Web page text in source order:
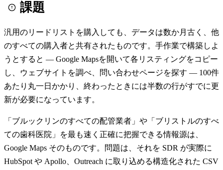
課題
汎用のリードリストを購入しても、データは数か月古く、他
のすべての購入者と共有されたものです。手作業で構築しよ
うとすると — Google Mapsを開いて各リスティングをコピー
し、ウェブサイトを調べ、問い合わせページを探す — 100件
あたり丸一日かかり、終わったときには半数の行がすでに更
新が必要になっています。
「ブルックリンのすべての配管業者」や「ブリストルのすべ
ての歯科医院」を最も速く正確に把握できる情報源は、
Google Maps そのものです。問題は、それを SDR が実際に
HubSpot や Apollo、Outreach に取り込める構造化された CSV